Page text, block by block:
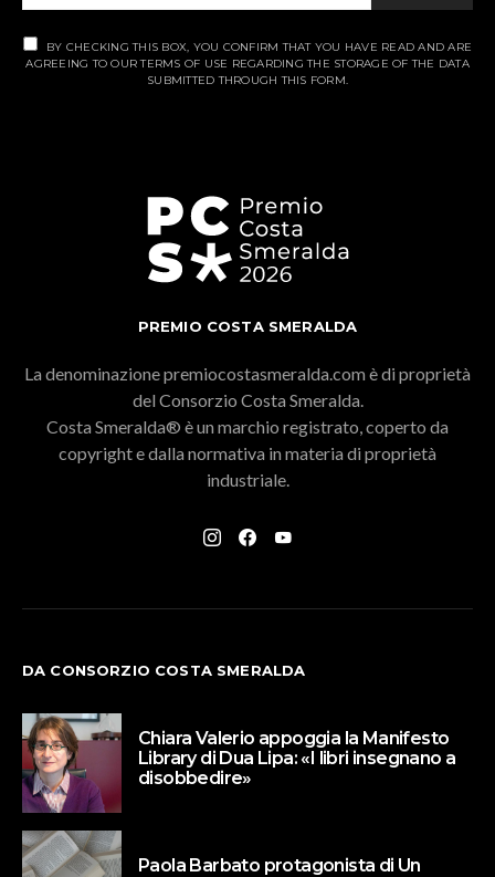
BY CHECKING THIS BOX, YOU CONFIRM THAT YOU HAVE READ AND ARE
AGREEING TO OUR TERMS OF USE REGARDING THE STORAGE OF THE DATA
SUBMITTED THROUGH THIS FORM.
PREMIO COSTA SMERALDA
La denominazione premiocostasmeralda.com è di proprietà
del Consorzio Costa Smeralda.
Costa Smeralda® è un marchio registrato, coperto da
copyright e dalla normativa in materia di proprietà
industriale.
DA CONSORZIO COSTA SMERALDA
Chiara Valerio appoggia la Manifesto
Library di Dua Lipa: «I libri insegnano a
disobbedire»
Paola Barbato protagonista di Un